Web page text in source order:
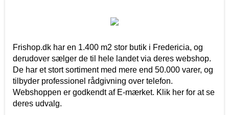
Frishop.dk har en 1.400 m2 stor butik i Fredericia, og
derudover sælger de til hele landet via deres webshop.
De har et stort sortiment med mere end 50.000 varer, og
tilbyder professionel rådgivning over telefon.
Webshoppen er godkendt af E-mærket. Klik her for at se
deres udvalg.